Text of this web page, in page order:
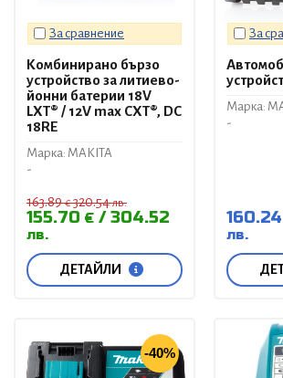
За сравнение
Комбинирано бързо
устройство за литиево-
йонни батерии 18V
LXT® / 12V max CXT®, DC
18RE
Марка: MAKITA
-
163.89€320.54лв.
155.70 € 304.52
лв.
ДЕТАЙЛИ
За
Марка:
-
160.24
лв.
-40%